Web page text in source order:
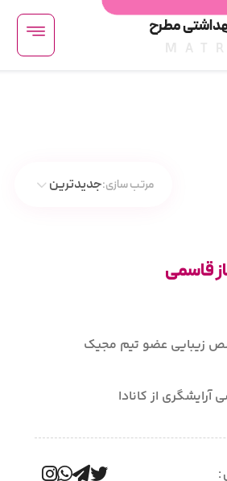
مطرح
مرتب سازی:جدیدترین
قاسمی
عمیق
زیبایی عضو تیم مجیک
از کانادا